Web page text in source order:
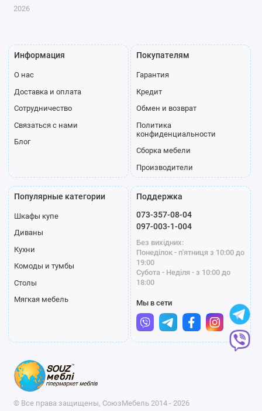
2026
Информация
О нас
Доставка и оплата
Сотрудничество
Связаться с нами
Блог
Покупателям
Гарантия
Кредит
Обмен и возврат
Политика
конфиденциальности
Сборка мебели
Производители
Популярные категории
Шкафы купе
Диваны
Кухни
Комоды и тумбы
Столы
Мягкая мебель
Поддержка
073-357-08-04
097-003-1-004
Без вихідних:
Понеділок - п'ятниця з 10:00 до
19:00
Субота - Неділя - з 10:00 до
18:00
Мы в сети
© Все права защищены, СоюзМебель 2014 - 2026